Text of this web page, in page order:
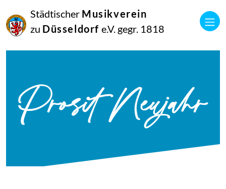
Städtischer Musikverein
zu Düsseldorf e.V. gegr. 1818
Prosit Neujahr